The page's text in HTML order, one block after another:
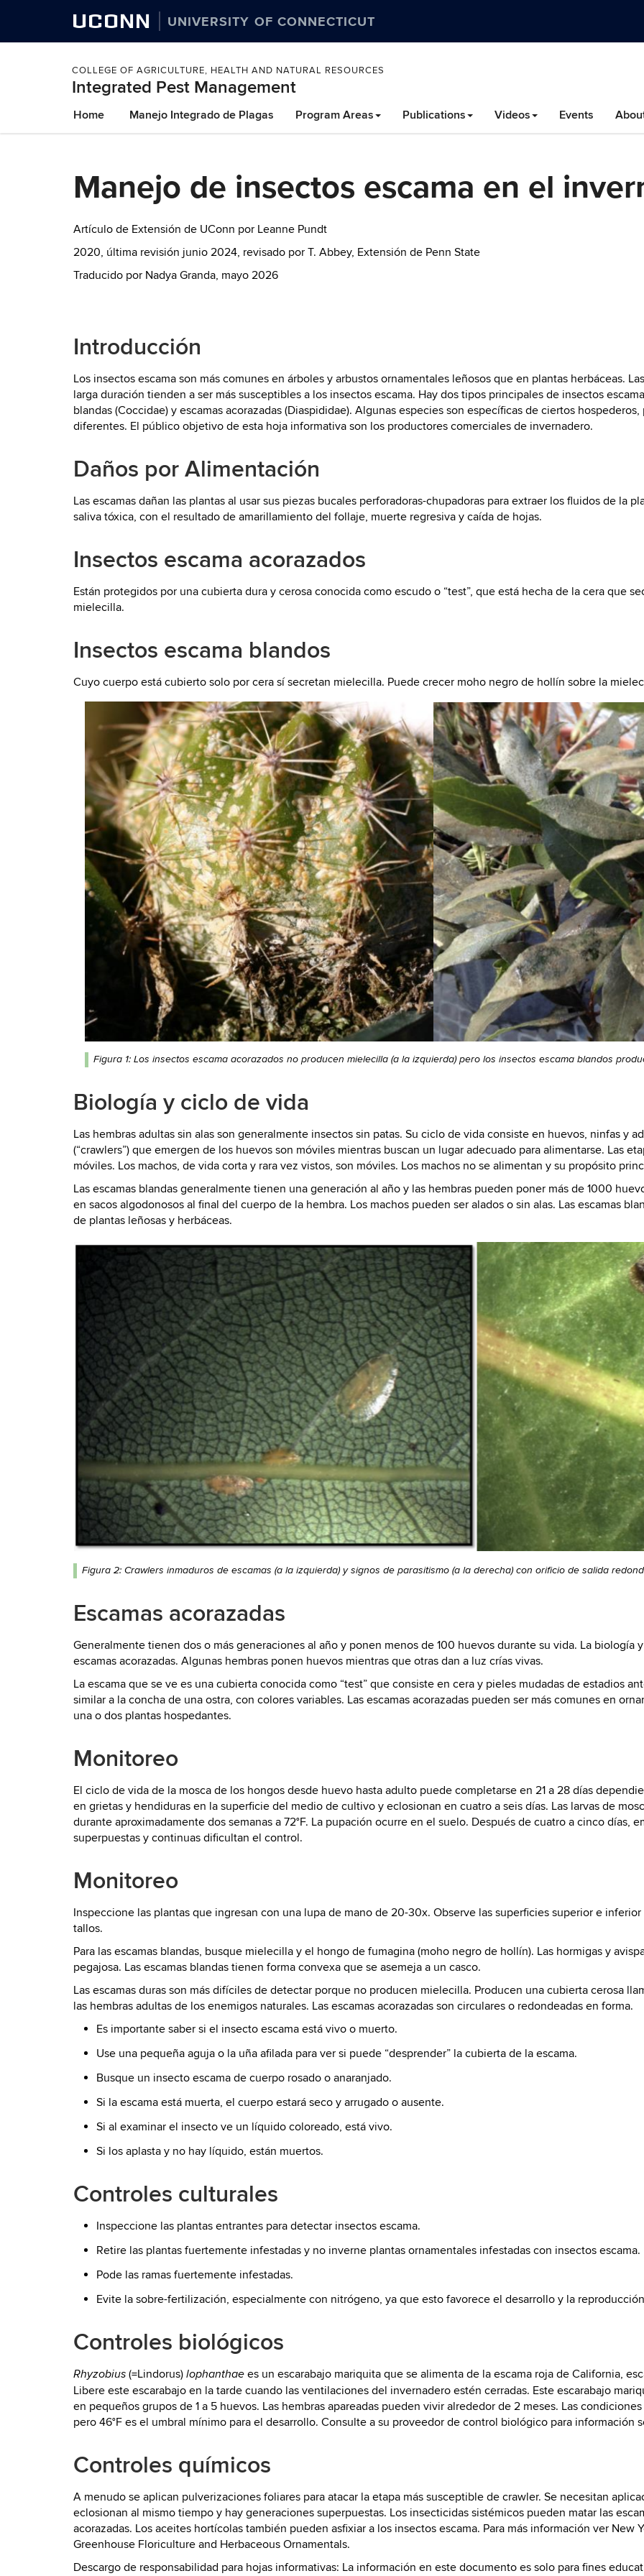
UCONN UNIVERSITY OF CONNECTICUT
COLLEGE OF AGRICULTURE, HEALTH AND NATURAL RESOURCES
Integrated Pest Management
to
content
Home Manejo Integrado de Plagas Program Areas Publications Videos Events
Manejo de insectos escama en el
Artículo de Extensión de UConn por Leanne Pundt
2020, última revisión junio 2024, revisado por T. Abbey, Extensión de Penn State
Traducido por Nadya Granda, mayo 2026
Introducción
Los insectos escama son más comunes en árboles y arbustos ornamentales leñosos que en plantas herbáceas.
larga duración tienden a ser más susceptibles a los insectos escama. Hay dos tipos principales de insectos
blandas (Coccidae) y escamas acorazadas (Diaspididae). Algunas especies son específicas de ciertos
diferentes. El público objetivo de esta hoja informativa son los productores comerciales de invernadero.
Daños por Alimentación
Las escamas dañan las plantas al usar sus piezas bucales perforadoras-chupadoras para extraer los fluidos de la
saliva tóxica, con el resultado de amarillamiento del follaje, muerte regresiva y caída de hojas.
Insectos escama acorazados
Están protegidos por una cubierta dura y cerosa conocida como escudo o “test”, que está hecha de la cera que
mielecilla.
Insectos escama blandos
Cuyo cuerpo está cubierto solo por cera sí secretan mielecilla. Puede crecer moho negro de hollín sobre la
Figura 1: Los insectos escama acorazados no producen mielecilla (a la izquierda) pero los insectos escama blandos
Biología y ciclo de vida
Las hembras adultas sin alas son generalmente insectos sin patas. Su ciclo de vida consiste en huevos, ninfas y
(“crawlers”) que emergen de los huevos son móviles mientras buscan un lugar adecuado para alimentarse. Las
móviles. Los machos, de vida corta y rara vez vistos, son móviles. Los machos no se alimentan y su propósito
Las escamas blandas generalmente tienen una generación al año y las hembras pueden poner más de 1000
en sacos algodonosos al final del cuerpo de la hembra. Los machos pueden ser alados o sin alas. Las escamas
de plantas leñosas y herbáceas.
Figura 2: Crawlers inmaduros de escamas (a la izquierda) y signos de parasitismo (a la derecha) con orificio de salida
Escamas acorazadas
Generalmente tienen dos o más generaciones al año y ponen menos de 100 huevos durante su vida. La biología
escamas acorazadas. Algunas hembras ponen huevos mientras que otras dan a luz crías vivas.
La escama que se ve es una cubierta conocida como “test” que consiste en cera y pieles mudadas de estadios
similar a la concha de una ostra, con colores variables. Las escamas acorazadas pueden ser más comunes en
una o dos plantas hospedantes.
Monitoreo
El ciclo de vida de la mosca de los hongos desde huevo hasta adulto puede completarse en 21 a 28 días
en grietas y hendiduras en la superficie del medio de cultivo y eclosionan en cuatro a seis días. Las larvas de
durante aproximadamente dos semanas a 72°F. La pupación ocurre en el suelo. Después de cuatro a cinco días,
superpuestas y continuas dificultan el control.
Monitoreo
Inspeccione las plantas que ingresan con una lupa de mano de 20-30x. Observe las superficies superior e
tallos.
Para las escamas blandas, busque mielecilla y el hongo de fumagina (moho negro de hollín). Las hormigas y
pegajosa. Las escamas blandas tienen forma convexa que se asemeja a un casco.
Las escamas duras son más difíciles de detectar porque no producen mielecilla. Producen una cubierta cerosa
las hembras adultas de los enemigos naturales. Las escamas acorazadas son circulares o redondeadas en forma.
Es importante saber si el insecto escama está vivo o muerto.
Use una pequeña aguja o la uña afilada para ver si puede “desprender” la cubierta de la escama.
Busque un insecto escama de cuerpo rosado o anaranjado.
Si la escama está muerta, el cuerpo estará seco y arrugado o ausente.
Si al examinar el insecto ve un líquido coloreado, está vivo.
Si los aplasta y no hay líquido, están muertos.
Controles culturales
Inspeccione las plantas entrantes para detectar insectos escama.
Retire las plantas fuertemente infestadas y no inverne plantas ornamentales infestadas con insectos escama.
Pode las ramas fuertemente infestadas.
Evite la sobre-fertilización, especialmente con nitrógeno, ya que esto favorece el desarrollo y la
Controles biológicos
Rhyzobius (=Lindorus) lophanthae es un escarabajo mariquita que se alimenta de la escama roja de California,
Libere este escarabajo en la tarde cuando las ventilaciones del invernadero estén cerradas. Este escarabajo
en pequeños grupos de 1 a 5 huevos. Las hembras apareadas pueden vivir alrededor de 2 meses. Las
pero 46°F es el umbral mínimo para el desarrollo. Consulte a su proveedor de control biológico para información
Controles químicos
A menudo se aplican pulverizaciones foliares para atacar la etapa más susceptible de crawler. Se necesitan
eclosionan al mismo tiempo y hay generaciones superpuestas. Los insecticidas sistémicos pueden matar las
acorazadas. Los aceites hortícolas también pueden asfixiar a los insectos escama. Para más información ver
Greenhouse Floriculture and Herbaceous Ornamentals.
Descargo de responsabilidad para hojas informativas: La información en este documento es solo para fines